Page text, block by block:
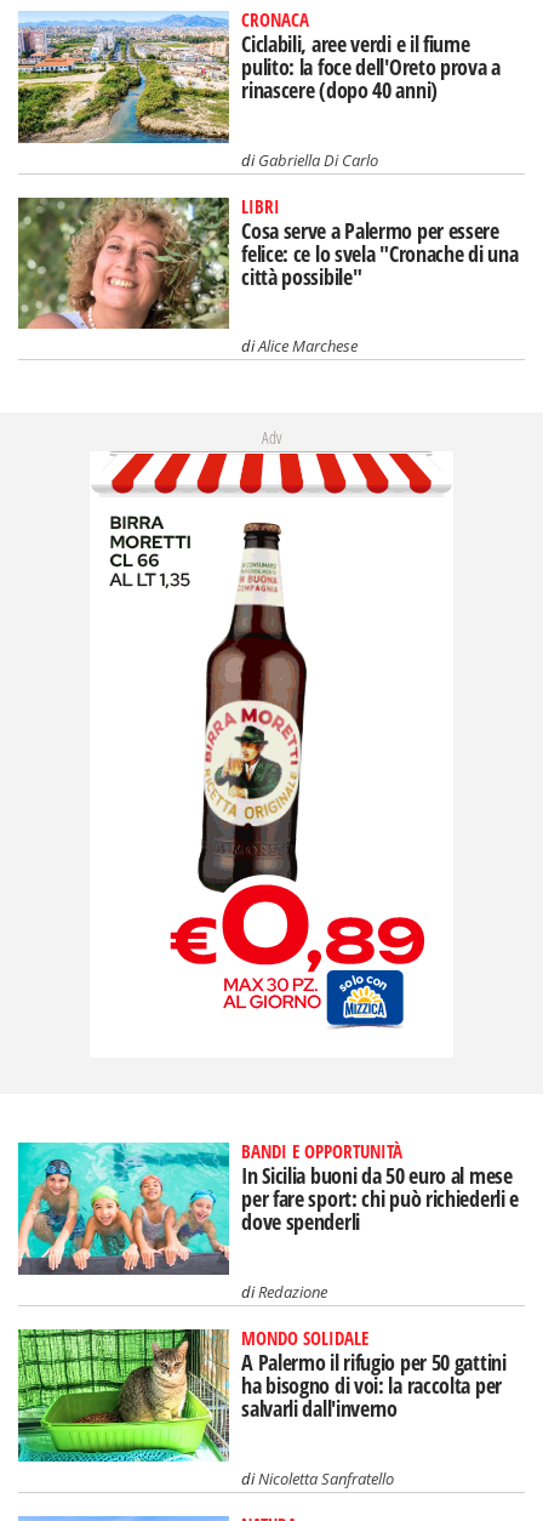
CRONACA
Ciclabili, aree verdi e il fiume
pulito: la foce dell'Oreto prova a
rinascere (dopo 40 anni)
diGabriella Di Carlo
LIBRI
Cosa serve a Palermo per essere
felice: ce lo svela "Cronache di una
città possibile"
diAlice Marchese
Adv
BANDI E OPPORTUNITÀ
In Sicilia buoni da 50 euro al mese
per fare sport: chi può richiederli e
dove spenderli
diRedazione
MONDO SOLIDALE
A Palermo il rifugio per 50 gattini
ha bisogno di voi: la raccolta per
salvarli dall'inverno
diNicoletta Sanfratello